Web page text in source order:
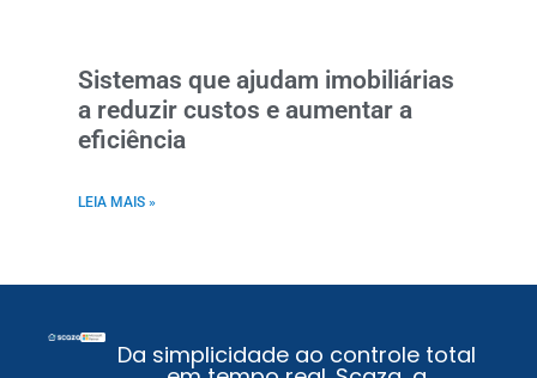
Sistemas que ajudam imobiliárias
a reduzir custos e aumentar a
eficiência
LEIA MAIS »
Da simplicidade ao controle total